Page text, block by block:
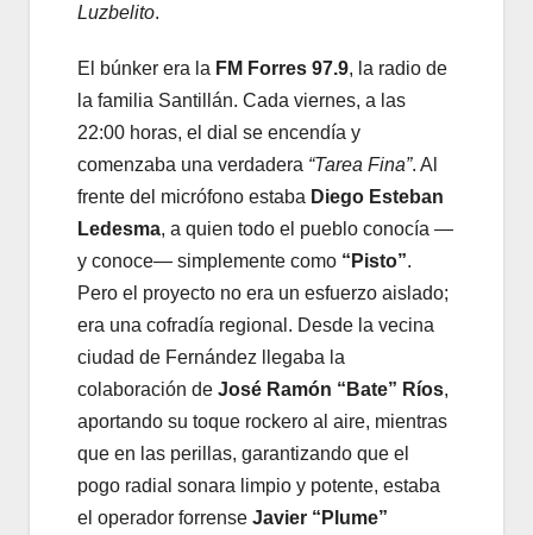
Luzbelito.
El búnker era la FM Forres 97.9, la radio de
la familia Santillán. Cada viernes, a las
22:00 horas, el dial se encendía y
comenzaba una verdadera “Tarea Fina”. Al
frente del micrófono estaba Diego Esteban
Ledesma, a quien todo el pueblo conocía —
y conoce— simplemente como “Pisto”.
Pero el proyecto no era un esfuerzo aislado;
era una cofradía regional. Desde la vecina
ciudad de Fernández llegaba la
colaboración de José Ramón “Bate” Ríos,
aportando su toque rockero al aire, mientras
que en las perillas, garantizando que el
pogo radial sonara limpio y potente, estaba
el operador forrense Javier “Plume”